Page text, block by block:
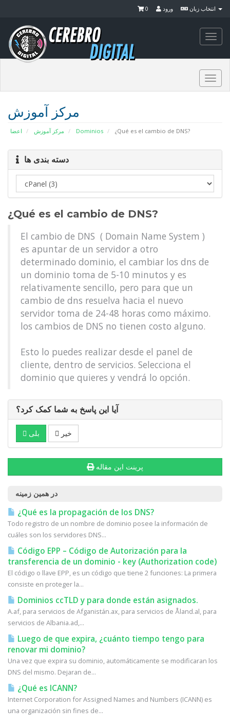
ورود 0
مرکز آموزش
اعضا مرکز آموزش Dominios ¿Qué es el cambio de DNS?
دسته بندی ها
¿Qué es el cambio de DNS?
El cambio de DNS ( Domain Name System )
es apuntar de un servidor a otro
determinado dominio, el cambiar los dns de
un dominio toma de 5-10 minutos y es
relativamente sencillo, pero para que un
cambio de dns resuelva hacia el nuevo
servidor toma de 24-48 horas como máximo.
los cambios de DNS no tienen costo alguno.
Esto lo puedes realizar desde el panel de
cliente, dentro de servicios. Selecciona el
dominio que quieres y vendrá lo opción.
آیا این پاسخ به شما کمک کرد؟
بلی خیر
پرینت این مقاله
در همین زمینه
¿Qué es la propagación de los DNS?
Todo registro de un nombre de dominio posee la información de
cuáles son los servidores DNS...
Código EPP – Código de Autorización para la
transferencia de un dominio - key (Authorization code)
El código o llave EPP, es un código que tiene 2 funciones: La primera
consiste en proteger la...
Dominios ccTLD y para donde están asignados.
A.af, para servicios de Afganistán.ax, para servicios de Åland.al, para
servicios de Albania.ad,...
Luego de que expira, ¿cuánto tiempo tengo para
renovar mi dominio?
Una vez que expira su dominio, automáticamente se modificaran los
DNS del mismo. Dejaran de...
¿Qué es ICANN?
Internet Corporation for Assigned Names and Numbers (ICANN) es
una organización sin fines de...